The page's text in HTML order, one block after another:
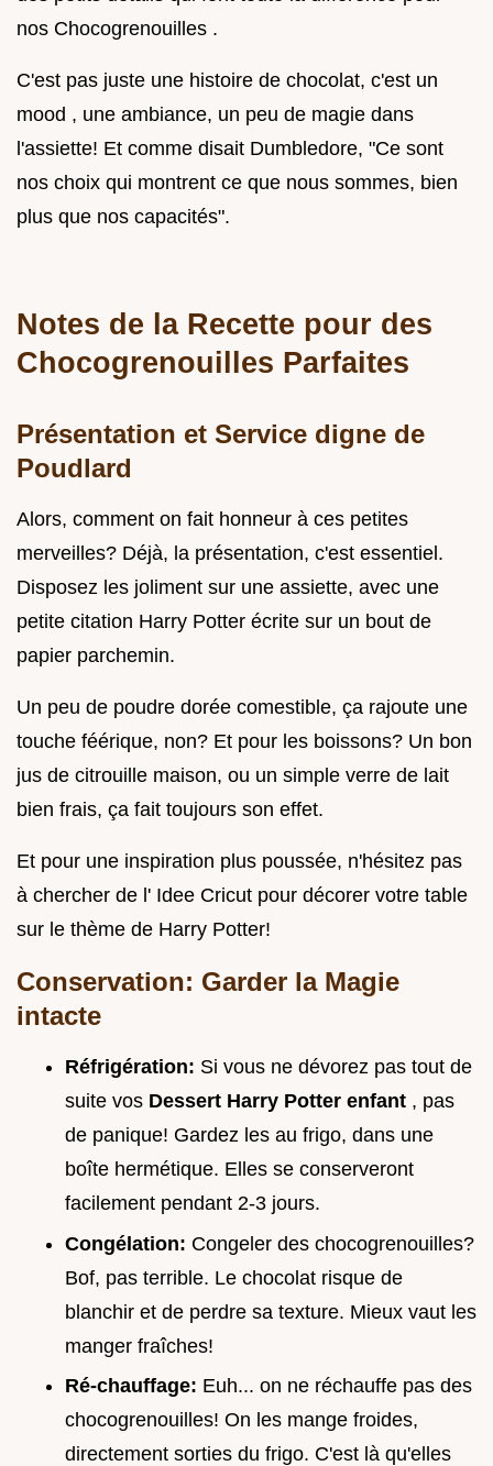
nos Chocogrenouilles .
C'est pas juste une histoire de chocolat, c'est un
mood , une ambiance, un peu de magie dans
l'assiette! Et comme disait Dumbledore, "Ce sont
nos choix qui montrent ce que nous sommes, bien
plus que nos capacités".
Notes de la Recette pour des
Chocogrenouilles Parfaites
Présentation et Service digne de
Poudlard
Alors, comment on fait honneur à ces petites
merveilles? Déjà, la présentation, c'est essentiel.
Disposez les joliment sur une assiette, avec une
petite citation Harry Potter écrite sur un bout de
papier parchemin.
Un peu de poudre dorée comestible, ça rajoute une
touche féérique, non? Et pour les boissons? Un bon
jus de citrouille maison, ou un simple verre de lait
bien frais, ça fait toujours son effet.
Et pour une inspiration plus poussée, n'hésitez pas
à chercher de l' Idee Cricut pour décorer votre table
sur le thème de Harry Potter!
Conservation: Garder la Magie
intacte
Réfrigération: Si vous ne dévorez pas tout de
suite vos Dessert Harry Potter enfant , pas
de panique! Gardez les au frigo, dans une
boîte hermétique. Elles se conserveront
facilement pendant 2-3 jours.
Congélation: Congeler des chocogrenouilles?
Bof, pas terrible. Le chocolat risque de
blanchir et de perdre sa texture. Mieux vaut les
manger fraîches!
Ré-chauffage: Euh... on ne réchauffe pas des
chocogrenouilles! On les mange froides,
directement sorties du frigo. C'est là qu'elles